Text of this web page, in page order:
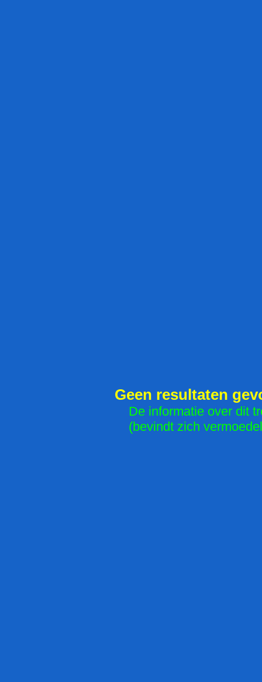
Geen resultaten
De informatie over dit
(bevindt zich